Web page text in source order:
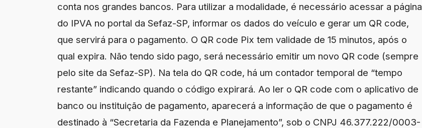
conta nos grandes bancos. Para utilizar a modalidade, é necessário acessar a página
do IPVA no portal da Sefaz-SP, informar os dados do veículo e gerar um QR code,
que servirá para o pagamento. O QR code Pix tem validade de 15 minutos, após o
qual expira. Não tendo sido pago, será necessário emitir um novo QR code (sempre
pelo site da Sefaz-SP). Na tela do QR code, há um contador temporal de “tempo
restante” indicando quando o código expirará. Ao ler o QR code com o aplicativo de
banco ou instituição de pagamento, aparecerá a informação de que o pagamento é
destinado à “Secretaria da Fazenda e Planejamento”, sob o CNPJ 46.377.222/0003-